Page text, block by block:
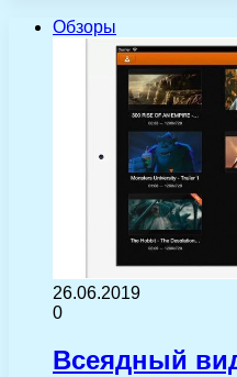
Обзоры
26.06.2019
0
Всеядный